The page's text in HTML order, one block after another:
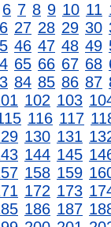
6 7 8 9 10 11
27 28 29 30
46 47 48 49
65 66 67 68
84 85 86 87
102 103
116 117
130 131
144 145
158 159
172 173
186 187